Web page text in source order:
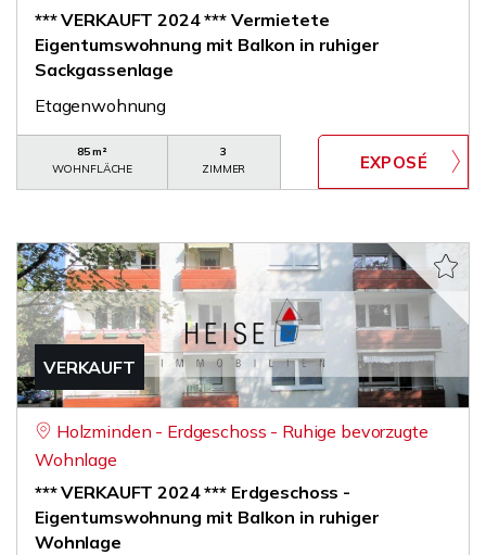
*** VERKAUFT 2024 *** Vermietete
Eigentumswohnung mit Balkon in ruhiger
Sackgassenlage
Etagenwohnung
85 m²
WOHNFLÄCHE
3
ZIMMER
VERKAUFT
Holzminden - Erdgeschoss - Ruhige bevorzugte
Wohnlage
*** VERKAUFT 2024 *** Erdgeschoss -
Eigentumswohnung mit Balkon in ruhiger
Wohnlage